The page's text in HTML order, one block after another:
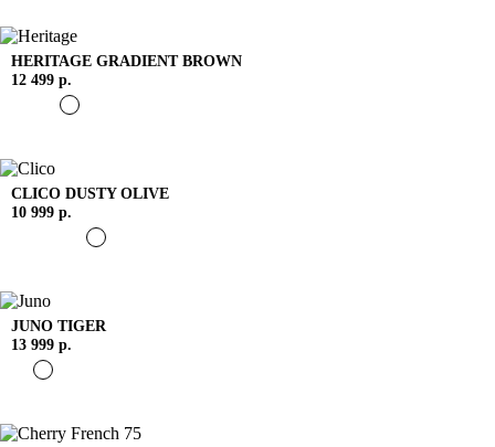
HERITAGE GRADIENT BROWN
12 499 р.
CLICO DUSTY OLIVE
10 999 р.
JUNO TIGER
13 999 р.